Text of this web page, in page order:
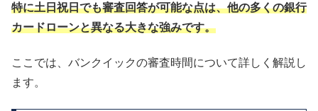
特に土日祝日でも審査回答が可能な点は、他の多くの銀行
カードローンと異なる大きな強みです。
ここでは、バンクイックの審査時間について詳しく解説し
ます。